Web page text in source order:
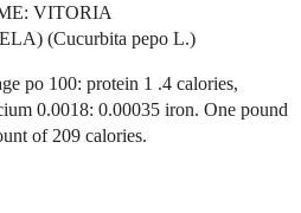
VITORIA
(Cucurbita pepo L.)
po 100: protein 1 .4 calories,
0.0018: 0.00035 iron. One pound
of 209 calories.